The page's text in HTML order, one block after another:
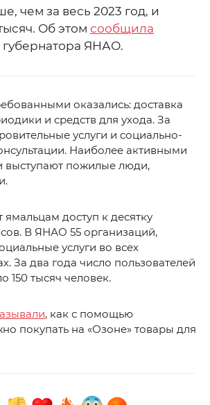
чем за весь 2023 год, и
Об этом сообщила
ЯНАО.
оказались: доставка
и средств для ухода. За
услуги и социально-
Наиболее активными
выступают пожилые люди,
доступ к десятку
В ЯНАО 55 организаций,
услуги во всех
За два года число пользователей
150 тысяч человек.
, как с помощью
покупать на «Озоне» товары для